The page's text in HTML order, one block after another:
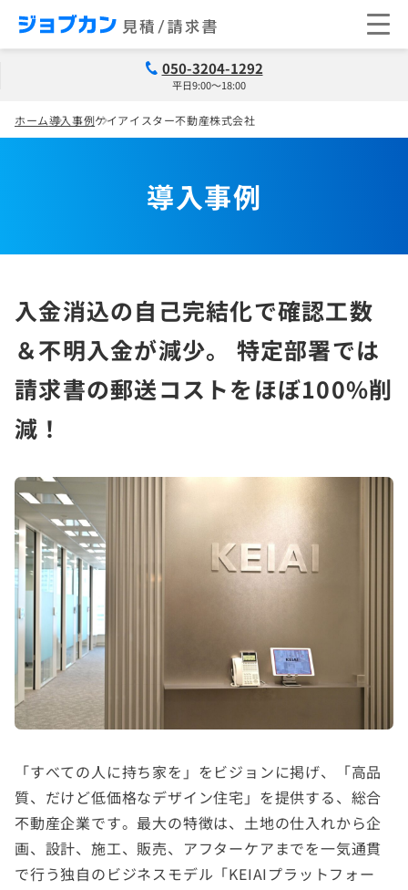
050-3204-1292
平日9:00～18:00
ホーム導入事例ケイアイスター不動産株式会社
導入事例
入金消込の自己完結化で確認工数
＆不明入金が減少。 特定部署では
請求書の郵送コストをほぼ100%削
減！
「すべての人に持ち家を」をビジョンに掲げ、「高品
質、だけど低価格なデザイン住宅」を提供する、総合
不動産企業です。最大の特徴は、土地の仕入れから企
画、設計、施工、販売、アフターケアまでを一気通貫
で行う独自のビジネスモデル「KEIAIプラットフォー